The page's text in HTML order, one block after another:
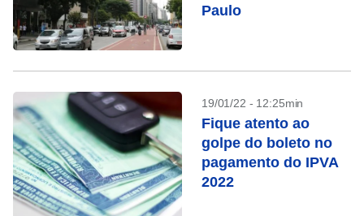
Paulo
19/01/22 - 12:25min
Fique atento ao
golpe do boleto no
pagamento do IPVA
2022